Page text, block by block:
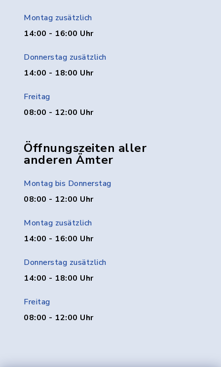
Montag zusätzlich
14:00 - 16:00 Uhr
Donnerstag zusätzlich
14:00 - 18:00 Uhr
Freitag
08:00 - 12:00 Uhr
Öffnungszeiten aller
anderen Ämter
Montag bis Donnerstag
08:00 - 12:00 Uhr
Montag zusätzlich
14:00 - 16:00 Uhr
Donnerstag zusätzlich
14:00 - 18:00 Uhr
Freitag
08:00 - 12:00 Uhr